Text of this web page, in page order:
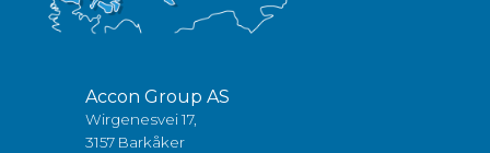
Accon Group AS
Wirgenesvei 17,
3157 Barkåker